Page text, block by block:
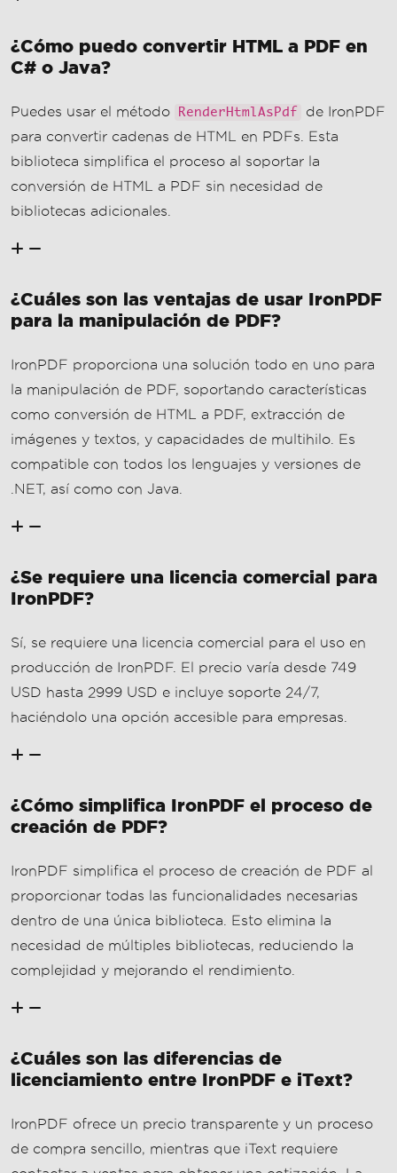
¿Cómo puedo convertir HTML a PDF en
C# o Java?
Puedes usar el método RenderHtmlAsPdf
de IronPDF
para convertir cadenas de HTML en PDFs. Esta
biblioteca simplifica el proceso al soportar la
conversión de HTML a PDF sin necesidad de
bibliotecas adicionales.
¿Cuáles son las ventajas de usar IronPDF
para la manipulación de PDF?
IronPDF proporciona una solución todo en uno para
la manipulación de PDF, soportando características
como conversión de HTML a PDF, extracción de
imágenes y textos, y capacidades de multihilo. Es
compatible con todos los lenguajes y versiones de
.NET, así como con Java.
¿Se requiere una licencia comercial para
IronPDF?
Sí, se requiere una licencia comercial para el uso en
producción de IronPDF. El precio varía desde 749
USD hasta 2999 USD e incluye soporte 24/7,
haciéndolo una opción accesible para empresas.
¿Cómo simplifica IronPDF el proceso de
creación de PDF?
IronPDF simplifica el proceso de creación de PDF al
proporcionar todas las funcionalidades necesarias
dentro de una única biblioteca. Esto elimina la
necesidad de múltiples bibliotecas, reduciendo la
complejidad y mejorando el rendimiento.
¿Cuáles son las diferencias de
licenciamiento entre IronPDF e iText?
IronPDF ofrece un precio transparente y un proceso
de compra sencillo, mientras que iText requiere